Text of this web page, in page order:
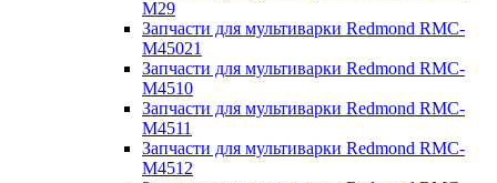
M29
Запчасти для мультиварки Redmond RMC-
M45021
Запчасти для мультиварки Redmond RMC-
M4510
Запчасти для мультиварки Redmond RMC-
M4511
Запчасти для мультиварки Redmond RMC-
M4512